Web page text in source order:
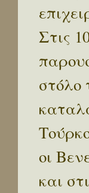
Στις
στόλο
οι
και